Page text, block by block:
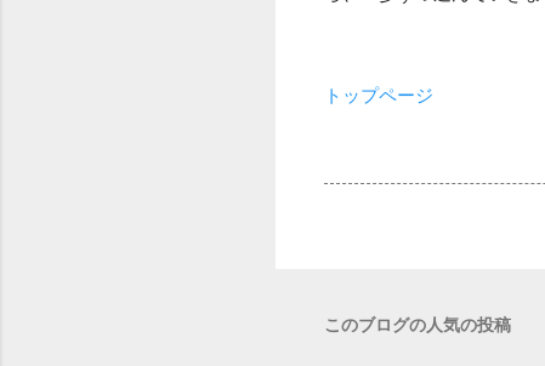
トップページ
このブログの人気の投稿